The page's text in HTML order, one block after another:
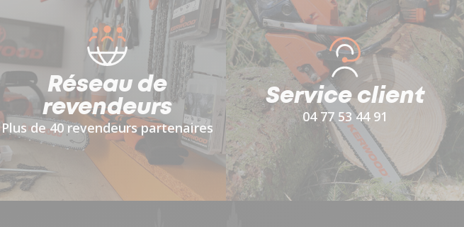
Réseau de
revendeurs
Plus de 40 revendeurs partenaires
Service client
04 77 53 44 91